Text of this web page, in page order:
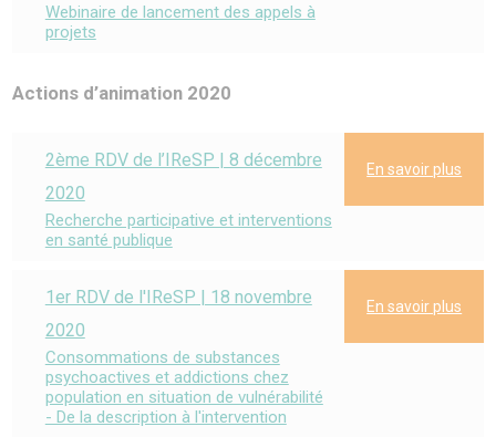
Webinaire de lancement des appels à
projets
Actions d’animation 2020
2ème RDV de l’IReSP | 8 décembre
2020
Recherche participative et interventions
en santé publique
En savoir plus
1er RDV de l'IReSP | 18 novembre
2020
Consommations de substances
psychoactives et addictions chez
population en situation de vulnérabilité
- De la description à l'intervention
En savoir plus